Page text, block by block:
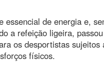
essencial de energia e,
a refeição ligeira,
os desportistas sujeitos
físicos.